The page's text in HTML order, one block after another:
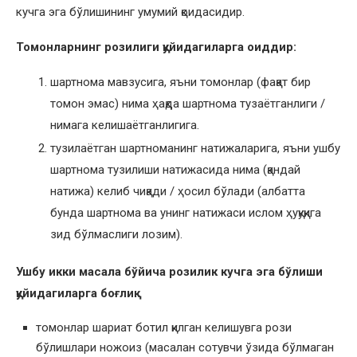
кучга эга бўлишининг умумий қоидасидир.
Томонларнинг розилиги қуйидагиларга оиддир:
шартнома мавзусига, яъни томонлар (фақат бир
томон эмас) нима ҳақда шартнома тузаётганлиги /
нимага келишаётганлигига.
тузилаётган шартноманинг натижаларига, яъни ушбу
шартнома тузилиши натижасида нима (қандай
натижа) келиб чиқади / ҳосил бўлади (албатта
бунда шартнома ва унинг натижаси ислом ҳуқуқига
зид бўлмаслиги лозим).
Ушбу икки масала бўйича розилик кучга эга бўлиши
қуйидагиларга боғлиқ:
томонлар шариат ботил қилган келишувга рози
бўлишлари ножоиз (масалан сотувчи ўзида бўлмаган